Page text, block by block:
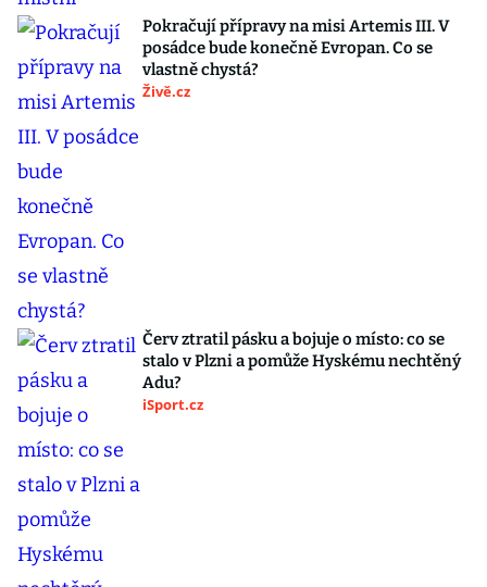
Pokračují přípravy na misi Artemis III. V
posádce bude konečně Evropan. Co se
vlastně chystá?
Živě.cz
Červ ztratil pásku a bojuje o místo: co se
stalo v Plzni a pomůže Hyskému nechtěný
Adu?
iSport.cz